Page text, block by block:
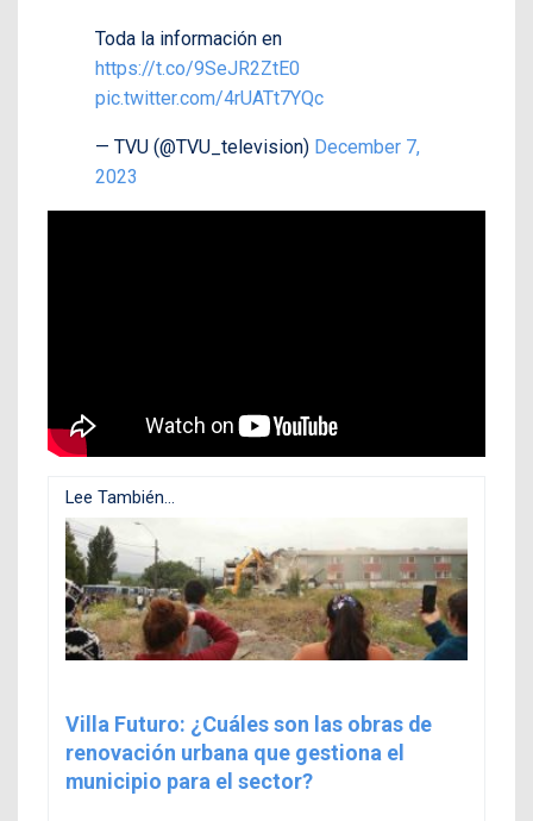
Toda la información en
https://t.co/9SeJR2ZtE0
pic.twitter.com/4rUATt7YQc
— TVU (@TVU_television) December 7,
2023
Lee También...
Villa Futuro: ¿Cuáles son las obras de
renovación urbana que gestiona el
municipio para el sector?